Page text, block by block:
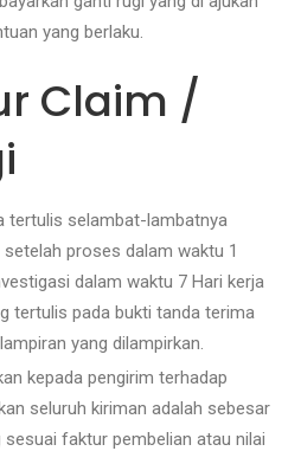
yang berlaku.
Claim /
tertulis selambat-lambatnya
proses dalam waktu 1
dalam waktu 7 Hari kerja
tertulis pada bukti tanda terima
yang dilampirkan.
kepada pengirim terhadap
seluruh kiriman adalah sebesar
sesuai faktur pembelian atau nilai